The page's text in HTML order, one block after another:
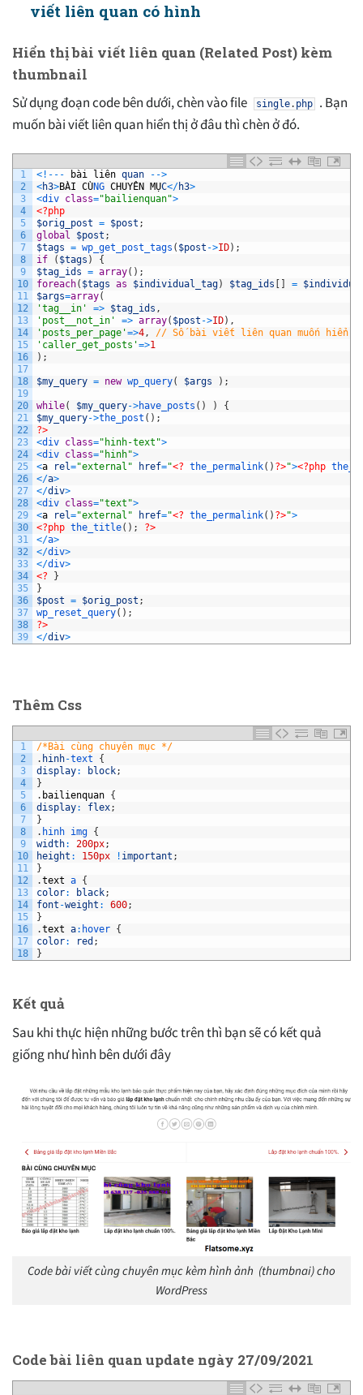
viết liên quan có hình
Hiển thị bài viết liên quan (Related Post) kèm
thumbnail
Sử dụng đoạn code bên dưới, chèn vào file single. php
. Bạn
muốn bài viết liên quan hiển thị ở đâu thì chèn ở đó.
1
2
3
4
5
6
7
8
9
10
11
12
13
14
15
16
17
18
19
20
21
22
23
24
25
26
27
28
29
30
31
32
33
34
35
36
37
38
39
< ! -- - bài liên quan -->
<h3>BÀI CÙNG CHUYÊN MỤC</h3>
<div class="bailienquan">
<?php
$orig_post = $post ;
global
$post ;
$tags = wp_get_post_tags ( $post ->ID) ;
if
( $tags )
{
$tag_ids = array( ) ;
foreach( $tags as $individual_tag) $tag_ids =
$args=array(
'tag__in'
=> $tag_ids ,
'post__not_in'
=> array( $post ->ID) ,
'posts_per_page'=>4,
// Số bài viết liên quan muốn hiển
'caller_get_posts'=>1
) ;
$my_query = new wp_query( $args ) ;
while( $my_query->have_posts ( ) )
{
$my_query->the_post ( ) ;
?>
<div class="hinh-text">
<div class="hinh">
<a rel="external" href="<? the_permalink( ) ?>"><?php
</a>
</div>
<div class="text">
<a rel="external" href="<? the_permalink( ) ?>">
<?php the_title( ) ;
?>
</a>
</div>
</div>
<?
}
}
$post = $orig_post ;
wp_reset_query( ) ;
?>
</div>
Thêm Css
1
2
3
4
5
6
7
8
9
10
11
12
13
14
15
16
17
18
/*Bài cùng chuyên mục */
. hinh-text
{
display: block;
}
. bailienquan {
display: flex;
}
. hinh img {
width: 200px;
height : 150px ! important ;
}
.text a {
color: black;
font -weight : 600;
}
.text a: hover {
color: red ;
}
Kết quả
Sau khi thực hiện những bước trên thì bạn sẽ có kết quả
giống như hình bên dưới đây
Code bài viết cùng chuyên mục kèm hình ảnh (thumbnai) cho
WordPress
Code bài liên quan update ngày 27/09/2021